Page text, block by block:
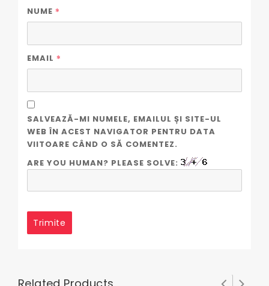
NUME *
EMAIL *
SALVEAZĂ-MI NUMELE, EMAILUL ȘI SITE-UL
WEB ÎN ACEST NAVIGATOR PENTRU DATA
VIITOARE CÂND O SĂ COMENTEZ.
ARE YOU HUMAN? PLEASE SOLVE: